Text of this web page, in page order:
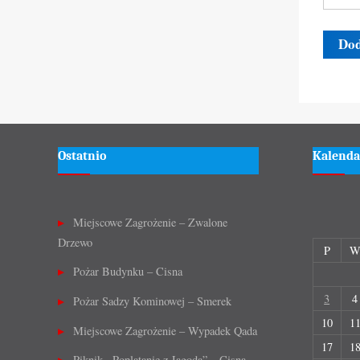
Ostatnio
Miejscowe Zagrożenie – Zwalone
Drzewo
Pożar Budynku – Cisna
Pożar Sadzy Kominowej – Smerek
Miejscowe Zagrożenie – Wypadek Qada
P
W
3
4
10
11
17
18